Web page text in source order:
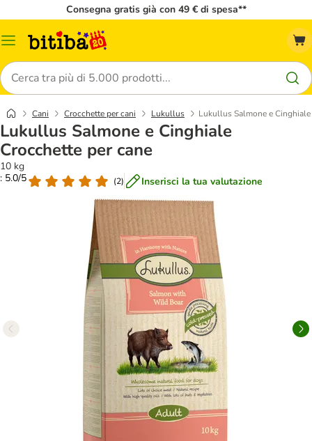
Consegna gratis già con 49 € di spesa**
Overview
Cerca
Cani Crocchette per cani Lukullus Lukullus Salmone e
Lukullus Salmone e Cinghiale
Crocchette per cane
10 kg
: 5.0/5
(2) Inserisci la tua valutazione